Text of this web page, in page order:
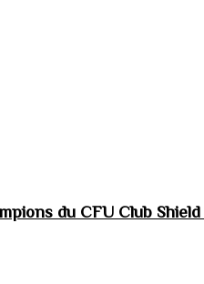
du CFU Club